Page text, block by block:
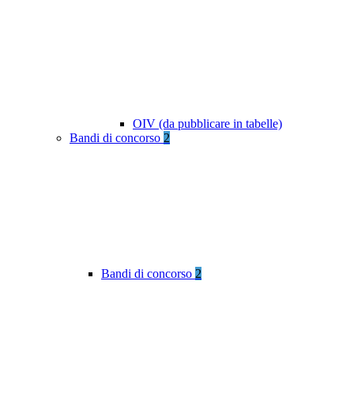
OIV (da pubblicare in tabelle)
Bandi di concorso 2
Bandi di concorso 2